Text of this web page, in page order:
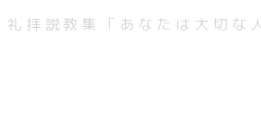
礼拝説教集「あなたは大切な